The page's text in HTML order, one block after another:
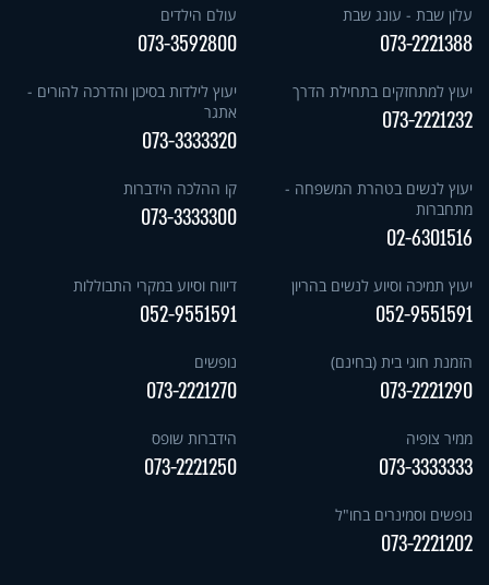
עלון שבת - עונג שבת
073-2221388
עולם הילדים
073-3592800
יעוץ למתחזקים בתחילת הדרך
073-2221232
יעוץ לילדות בסיכון והדרכה להורים -
אתגר
073-3333320
יעוץ לנשים בטהרת המשפחה -
מתחברות
02-6301516
קו ההלכה הידברות
073-3333300
יעוץ תמיכה וסיוע לנשים בהריון
052-9551591
דיווח וסיוע במקרי התבוללות
052-9551591
הזמנת חוגי בית (בחינם)
073-2221290
נופשים
073-2221270
ממיר צופיה
073-3333333
הידברות שופס
073-2221250
נופשים וסמינרים בחו"ל
073-2221202